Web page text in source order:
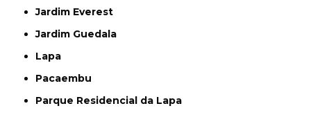
Jardim Everest
Jardim Guedala
Lapa
Pacaembu
Parque Residencial da Lapa